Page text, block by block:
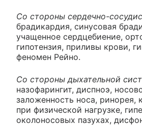
Со стороны сердечно-
брадикардия, синусовая
учащенное сердцебиение,
гипотензия, приливы крови,
феномен Рейно.
Со стороны дыхательной
назофарингит, диспноэ,
заложенность носа, ринорея,
при физической нагрузке,
околоносовых пазухах,